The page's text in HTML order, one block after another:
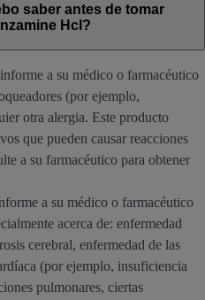
saber antes de tomar
Hcl?
a su médico o farmacéutico
(por ejemplo,
otra alergia. Este producto
que pueden causar reacciones
a su farmacéutico para obtener
a su médico o farmacéutico
acerca de: enfermedad
cerebral, enfermedad de las
(por ejemplo, insuficiencia
pulmonares, ciertas